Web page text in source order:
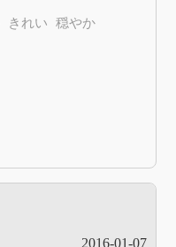
きれい 穏やか
2016-01-07